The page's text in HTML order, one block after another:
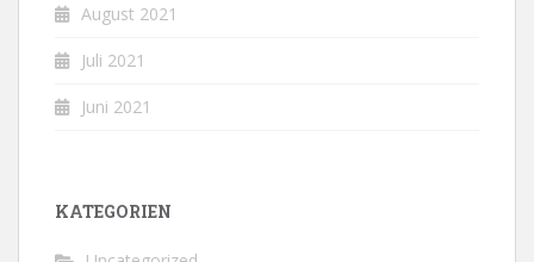
August 2021
Juli 2021
Juni 2021
KATEGORIEN